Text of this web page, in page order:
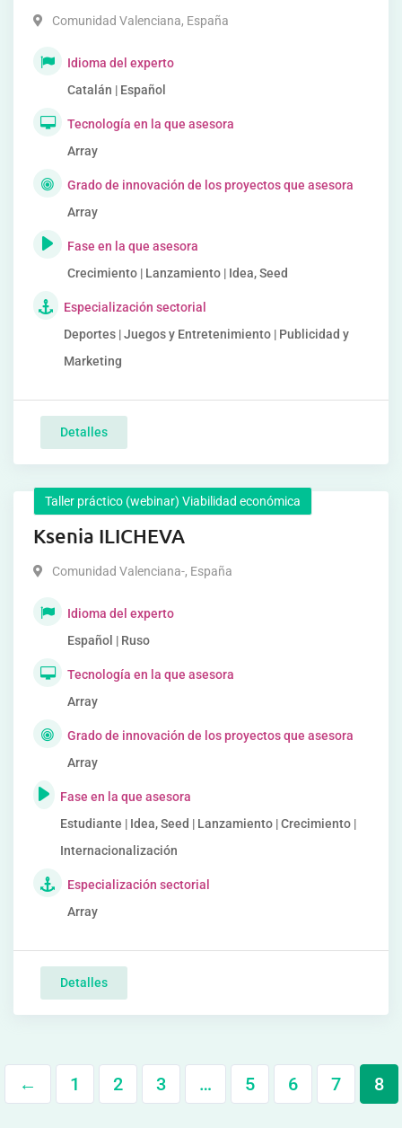
Comunidad Valenciana, España
Idioma del experto
Catalán | Español
Tecnología en la que asesora
Array
Grado de innovación de los proyectos que asesora
Array
Fase en la que asesora
Crecimiento | Lanzamiento | Idea, Seed
Especialización sectorial
Deportes | Juegos y Entretenimiento | Publicidad y
Marketing
Detalles
Taller práctico (webinar) Viabilidad económica
Ksenia ILICHEVA
Comunidad Valenciana-, España
Idioma del experto
Español | Ruso
Tecnología en la que asesora
Array
Grado de innovación de los proyectos que asesora
Array
Fase en la que asesora
Estudiante | Idea, Seed | Lanzamiento | Crecimiento |
Internacionalización
Especialización sectorial
Array
Detalles
← 1 2 3 … 5 6 7 8